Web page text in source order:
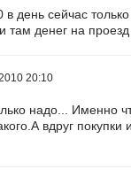
день сейчас только
там денег на проезд
20:10
надо... Именно
вдруг покупки